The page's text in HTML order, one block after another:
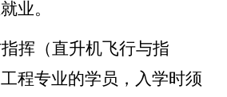
业。
挥（直升机飞行与指
程专业的学员，入学时须